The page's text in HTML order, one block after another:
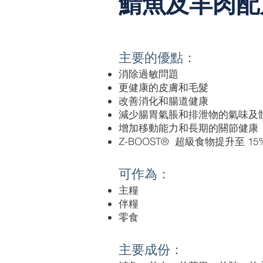
主要的優點：
消除過敏問題
更健康的皮膚和毛髮
改善消化和腸道健康
減少腸胃氣脹和排泄物的氣味及
增加移動能力和長期的關節健康
Z-BOOST® 超級食物提升至
可作為：
主糧
伴糧​
零食
主要成份：